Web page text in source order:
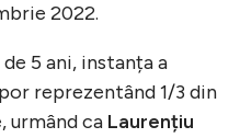
2022.
5 ani, instanța a
reprezentând 1/3 din
urmând ca Laurențiu